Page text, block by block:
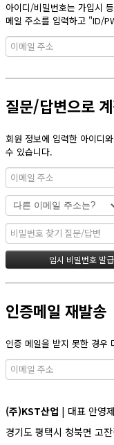
아이디/비밀번호는 가입시
메일 주소를 입력하고 "ID/
질문/답변으로
회원 정보에 입력한 아이디
수 있습니다.
인증메일 재발송
인증 메일을 받지 못한 경우
(주)KST산업 | 대표 안영
경기도 평택시 청북면